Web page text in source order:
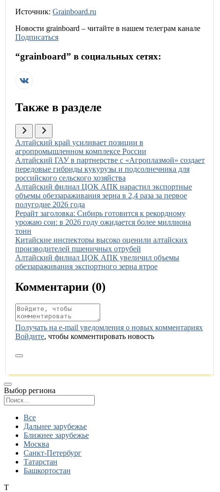
Источник: Grainboard.ru
Новости grainboard – читайте в нашем телеграм канале
Подписаться
“grainboard” в социальных сетях:
Также в разделе
Иллюстрация новости
Алтайский край усиливает позиции в
агропромышленном комплексе России
Иллюстрация новости
Алтайский ГАУ в партнерстве с «Агроплазмой» создает
передовые гибриды кукурузы и подсолнечника для
российского сельского хозяйства
Иллюстрация новости
Алтайский филиал ЦОК АПК нарастил экспортные
объемы обеззараживания зерна в 2,4 раза за первое
полугодие 2026 года
Иллюстрация новости
Рерайт заголовка: Сибирь готовится к рекордному
урожаю сои: в 2026 году ожидается более миллиона
тонн
Иллюстрация новости
Китайские инспекторы высоко оценили алтайских
производителей пшеничных отрубей
Иллюстрация новости
Алтайский филиал ЦОК АПК увеличил объемы
обеззараживания экспортного зерна втрое
Комментарии (0)
Получать на e‑mail уведомления о новых комментариях
Войдите, чтобы комментировать новость
Выбор региона
Все
Дальнее зарубежье
Ближнее зарубежье
Москва
Санкт-Петербург
Татарстан
Башкортостан
Т